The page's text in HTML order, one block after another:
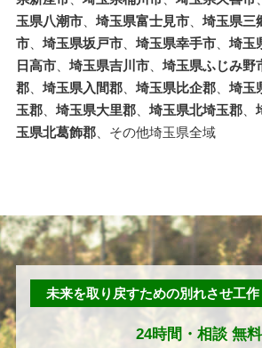
玉県八潮市、 埼玉県富士見市、 埼玉県三
市、 埼玉県坂戸市、 埼玉県幸手市、 埼玉
日高市、 埼玉県吉川市、 埼玉県ふじみ野
郡、 埼玉県入間郡、 埼玉県比企郡、 埼玉
玉郡、 埼玉県大里郡、 埼玉県北埼玉郡、
玉県北葛飾郡、その他埼玉県全域
未来を取り戻すための別れさせ工
24時間・ 相談 無料